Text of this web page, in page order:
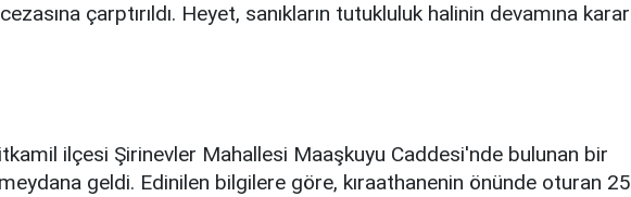
çarptırıldı. Heyet, sanıkların tutukluluk halinin devamına karar
ilçesi Şirinevler Mahallesi Maaşkuyu Caddesi'nde bulunan bir
geldi. Edinilen bilgilere göre, kıraathanenin önünde oturan 25